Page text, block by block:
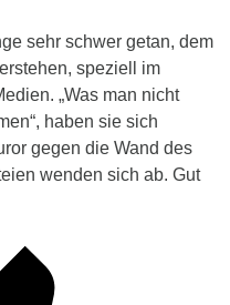
sehr schwer getan, dem
speziell im
„Was man nicht
haben sie sich
gegen die Wand des
wenden sich ab. Gut